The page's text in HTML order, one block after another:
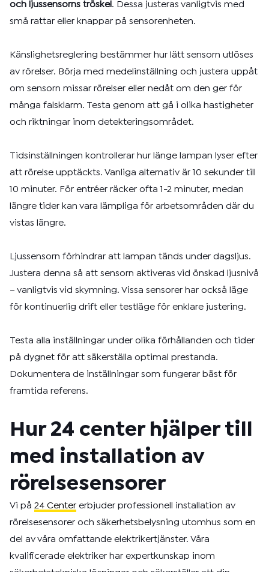
och ljussensorns tröskel . Dessa justeras vanligtvis med
små rattar eller knappar på sensorenheten.
Känslighetsreglering bestämmer hur lätt sensorn utlöses
av rörelser. Börja med medelinställning och justera uppåt
om sensorn missar rörelser eller nedåt om den ger för
många falsklarm. Testa genom att gå i olika hastigheter
och riktningar inom detekteringsområdet.
Tidsinställningen kontrollerar hur länge lampan lyser efter
att rörelse upptäckts. Vanliga alternativ är 10 sekunder till
10 minuter. För entréer räcker ofta 1-2 minuter, medan
längre tider kan vara lämpliga för arbetsområden där du
vistas längre.
Ljussensorn förhindrar att lampan tänds under dagsljus.
Justera denna så att sensorn aktiveras vid önskad ljusnivå
– vanligtvis vid skymning. Vissa sensorer har också läge
för kontinuerlig drift eller testläge för enklare justering.
Testa alla inställningar under olika förhållanden och tider
på dygnet för att säkerställa optimal prestanda.
Dokumentera de inställningar som fungerar bäst för
framtida referens.
Hur 24 center hjälper till
med installation av
rörelsesensorer
Vi på 24 Center erbjuder professionell installation av
rörelsesensorer och säkerhetsbelysning utomhus som en
del av våra omfattande elektrikertjänster. Våra
kvalificerade elektriker har expertkunskap inom